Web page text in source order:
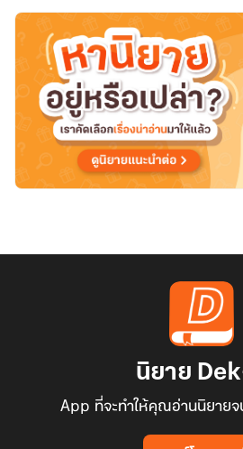
(มีE-
Book)
นิยาย
App ที่จะทำให้คุณอ่านนิยายจ